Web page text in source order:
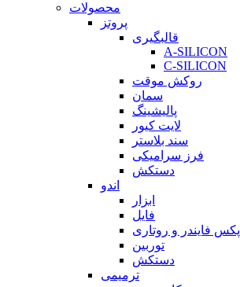
محصولات
پروتز
قالبگیری
A-SILICON
C-SILICON
روکش موقت
سمان
پالیشینگ
لایت کیور
سند بلاستر
فرز سرامیکی
دستکش
اندو
ابزار
فایل
اپکس فایندر و روتاری
توربین
دستکش
ترمیمی